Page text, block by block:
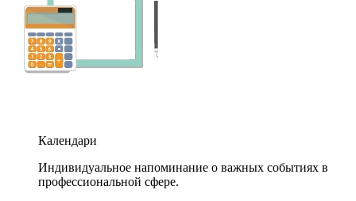
Календари
Индивидуальное напоминание о важных событиях в
профессиональной сфере.